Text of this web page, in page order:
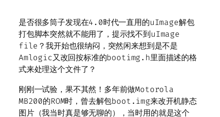
是否很多筒子发现在4.0时代一直用的uImage解包
打包脚本突然就不能用了，提示找不到uImage
file？我开始也很纳闷，突然闲来想到是不是
Amlogic又改回按标准的bootimg.h里面描述的格
式来处理这个文件了？
刚刚一试验，果不其然！多年前做Motorola
MB200的ROM时，曾去解包boot.img来改开机静态
图片（我当时真是够无聊的），当时用的就是这个